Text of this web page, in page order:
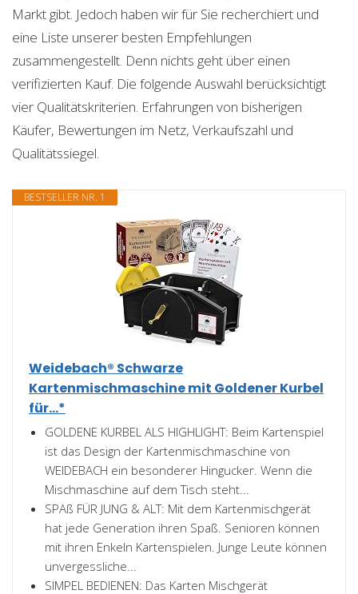
Markt gibt. Jedoch haben wir für Sie recherchiert und
eine Liste unserer besten Empfehlungen
zusammengestellt. Denn nichts geht über einen
verifizierten Kauf. Die folgende Auswahl berücksichtigt
vier Qualitätskriterien. Erfahrungen von bisherigen
Käufer, Bewertungen im Netz, Verkaufszahl und
Qualitätssiegel.
BESTSELLER NR. 1
Weidebach® Schwarze
Kartenmischmaschine mit Goldener Kurbel
für...*
GOLDENE KURBEL ALS HIGHLIGHT: Beim Kartenspiel
ist das Design der Kartenmischmaschine von
WEIDEBACH ein besonderer Hingucker. Wenn die
Mischmaschine auf dem Tisch steht...
SPAß FÜR JUNG & ALT: Mit dem Kartenmischgerät
hat jede Generation ihren Spaß. Senioren können
mit ihren Enkeln Kartenspielen. Junge Leute können
unvergessliche...
SIMPEL BEDIENEN: Das Karten Mischgerät